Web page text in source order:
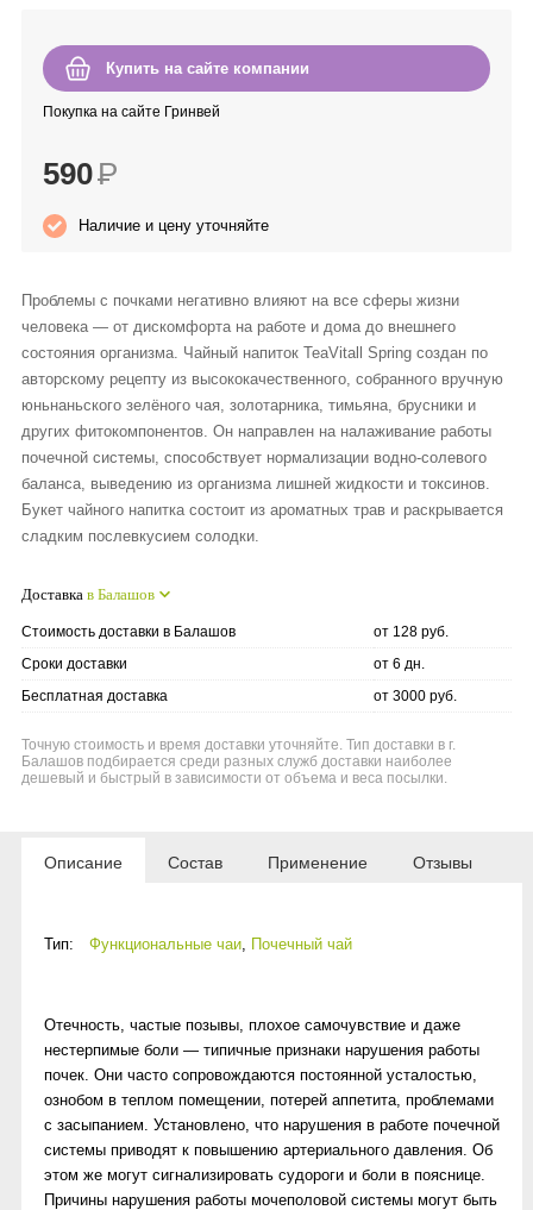
Intilia
Enjoy Care
Купить на сайте компании
Покупка на сайте Гринвей
590Р
Наличие и цену уточняйте
Проблемы с почками негативно влияют на все сферы жизни
человека — от дискомфорта на работе и дома до внешнего
состояния организма. Чайный напиток TeaVitall Spring создан по
авторскому рецепту из высококачественного, собранного вручную
юньнаньского зелёного чая, золотарника, тимьяна, брусники и
других фитокомпонентов. Он направлен на налаживание работы
почечной системы, способствует нормализации водно-солевого
баланса, выведению из организма лишней жидкости и токсинов.
Букет чайного напитка состоит из ароматных трав и раскрывается
сладким послевкусием солодки.
Доставка в Балашов
Стоимость доставки в Балашов
от 128 руб.
Сроки доставки
от 6 дн.
Бесплатная доставка
от 3000 руб.
Точную стоимость и время доставки уточняйте. Тип доставки в г.
Балашов подбирается среди разных служб доставки наиболее
дешевый и быстрый в зависимости от объема и веса посылки.
Описание Состав Применение Отзывы
Тип: Функциональные чаи, Почечный чай
Отечность, частые позывы, плохое самочувствие и даже
нестерпимые боли — типичные признаки нарушения работы
почек. Они часто сопровождаются постоянной усталостью,
ознобом в теплом помещении, потерей аппетита, проблемами
с засыпанием. Установлено, что нарушения в работе почечной
системы приводят к повышению артериального давления. Об
этом же могут сигнализировать судороги и боли в пояснице.
Причины нарушения работы мочеполовой системы могут быть